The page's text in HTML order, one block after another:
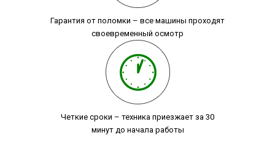
Гарантия от поломки – все машины проходят
своевременный осмотр
Четкие сроки – техника приезжает за 30
минут до начала работы